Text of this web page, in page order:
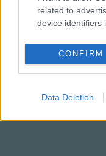
related to
device identifiers
I want to allow
personalized
I want to allow
related to
device identifiers
CONFIRM
Data Deletion